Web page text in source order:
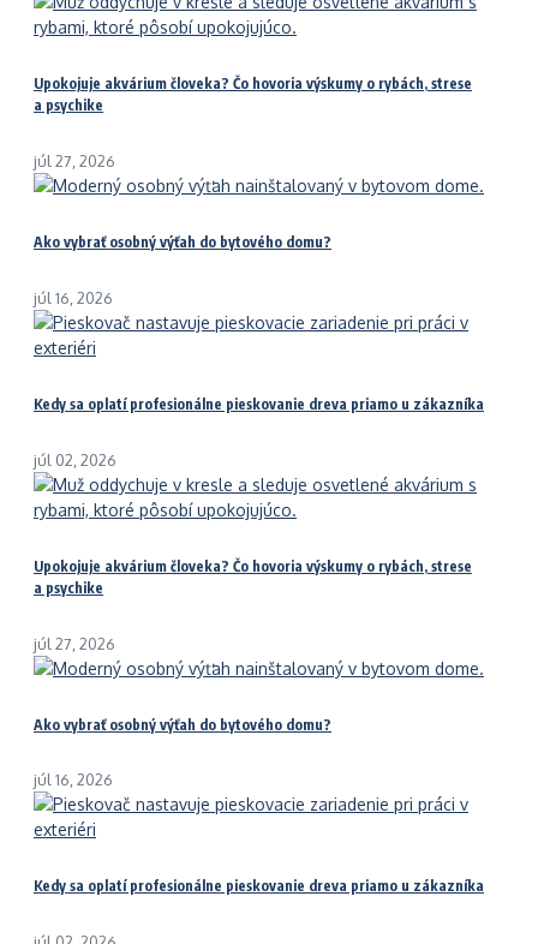
Upokojuje akvárium človeka? Čo hovoria výskumy o rybách, strese
a psychike
júl 27, 2026
Ako vybrať osobný výťah do bytového domu?
júl 16, 2026
Kedy sa oplatí profesionálne pieskovanie dreva priamo u zákazníka
júl 02, 2026
Upokojuje akvárium človeka? Čo hovoria výskumy o rybách, strese
a psychike
júl 27, 2026
Ako vybrať osobný výťah do bytového domu?
júl 16, 2026
Kedy sa oplatí profesionálne pieskovanie dreva priamo u zákazníka